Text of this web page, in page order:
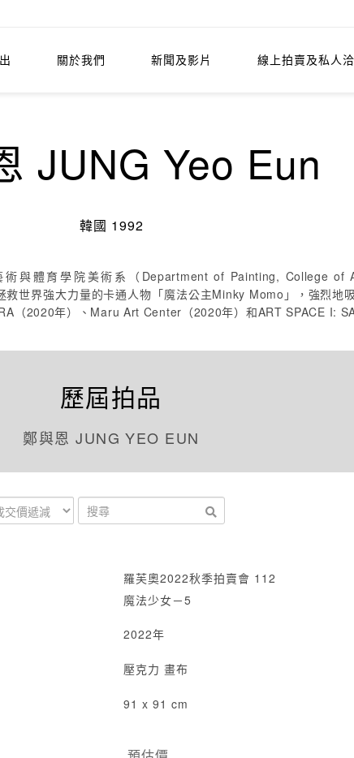
關於我們 新聞及影片 線上拍賣及私人
JUNG Yeo Eun
韓國 1992
與體育學院美術系（Department of Painting, College of
世界強大力量的卡通人物「魔法公主Minky Momo」，強烈地
（2020年）、Maru Art Center（2020年）和ART SPACE I:
歷屆拍品
鄭與恩 JUNG YEO EUN
羅芙奧2022秋季拍賣會 112
魔法少女－5
2022年
壓克力 畫布
91 x 91 cm